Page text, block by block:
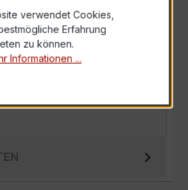
1A 2,5VA Kl.0,2 ist ein
der bewährten…
verwendet Cookies,
Erfahrung
zu können.
Informationen ...